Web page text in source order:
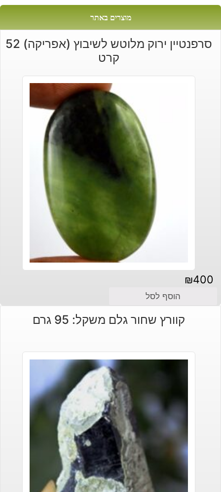
מוצרים באתר
סרפנטיין ירוק מלוטש לשיבוץ (אפריקה) 52
קרט
₪400
הוסף לסל
קוורץ שחור גלם משקל: 95 גרם